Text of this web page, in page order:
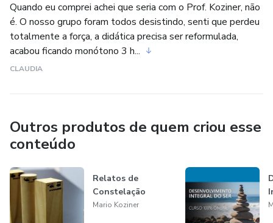
Quando eu comprei achei que seria com o Prof. Koziner, não
é. O nosso grupo foram todos desistindo, senti que perdeu
totalmente a força, a didática precisa ser reformulada,
acabou ficando monótono 3 h...
CLAUDIA
Outros produtos de quem criou esse
conteúdo
Relatos de
Constelação
Mario Koziner